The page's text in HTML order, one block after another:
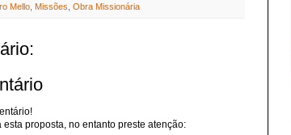
Mello Missões Obra Missionária
proposta, no entanto preste atenção: